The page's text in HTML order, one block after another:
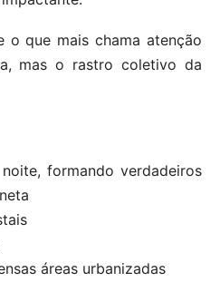
o que mais chama atenção
mas o rastro coletivo da
formando verdadeiros
áreas urbanizadas